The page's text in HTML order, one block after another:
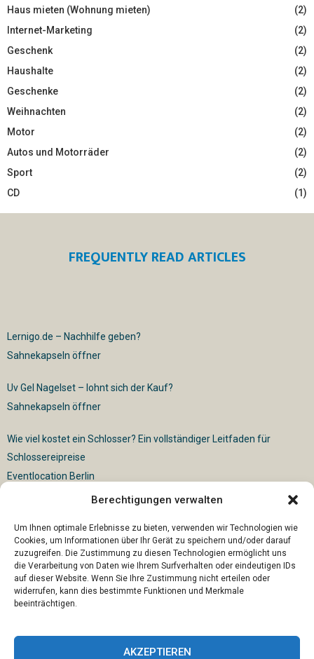
Berechtigungen verwalten
Um Ihnen optimale Erlebnisse zu bieten, verwenden wir Technologien wie
Cookies, um Informationen über Ihr Gerät zu speichern und/oder darauf
zuzugreifen. Die Zustimmung zu diesen Technologien ermöglicht uns
die Verarbeitung von Daten wie Ihrem Surfverhalten oder eindeutigen IDs
auf dieser Website. Wenn Sie Ihre Zustimmung nicht erteilen oder
widerrufen, kann dies bestimmte Funktionen und Merkmale
beeinträchtigen.
AKZEPTIEREN
Haus mieten (Wohnung mieten)
(2)
Internet-Marketing
(2)
Geschenk
(2)
Haushalte
(2)
Geschenke
(2)
Weihnachten
(2)
Motor
(2)
Autos und Motorräder
(2)
Sport
(2)
CD
(1)
FREQUENTLY READ ARTICLES
Lernigo.de – Nachhilfe geben?
Sahnekapseln öffner
Uv Gel Nagelset – lohnt sich der Kauf?
Sahnekapseln öffner
Wie viel kostet ein Schlosser? Ein vollständiger Leitfaden für
Schlossereipreise
Eventlocation Berlin
Für die vollautomatische Sackentleerung gibt es vielfältige
Lösungen